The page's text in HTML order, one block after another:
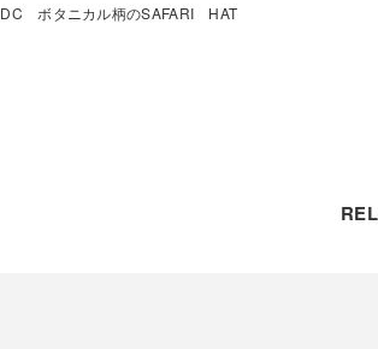
DC ボタニカル柄のSAFARI HAT